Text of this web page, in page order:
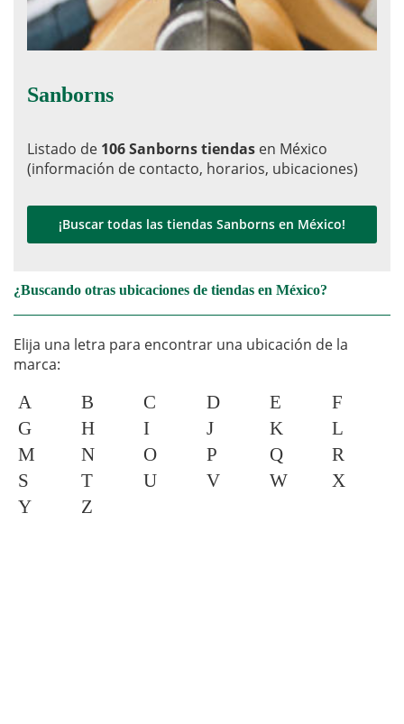
Sanborns
Listado de 106 Sanborns tiendas en México
(información de contacto, horarios, ubicaciones)
¡Buscar todas las tiendas Sanborns en México!
¿Buscando otras ubicaciones de tiendas en México?
Elija una letra para encontrar una ubicación de la
marca:
A B C D E
F
G
H I J K
L
M
N O P Q
R
S
T U V W
X
Y
Z